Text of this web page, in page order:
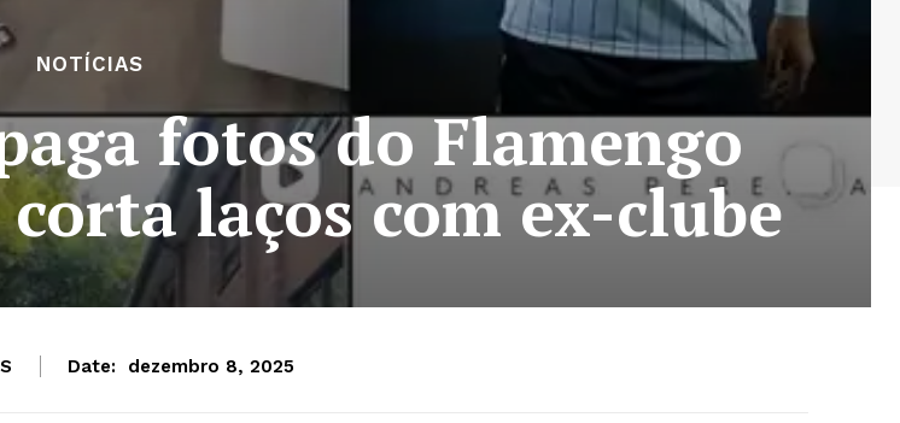
NOTÍCIAS
fotos do Flamengo
laços com ex-clube
Date: dezembro 8, 2025